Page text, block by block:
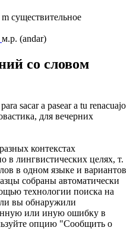
m существительное
м.р. (andar)
со словом
sacar a pasear a tu renacuajo
для вечерних
контекстах
в лингвистических целях, т.
в одном языке и вариантов
собраны автоматически
технологии поиска на
вы обнаружили
или иную ошибку в
опцию "Сообщить о